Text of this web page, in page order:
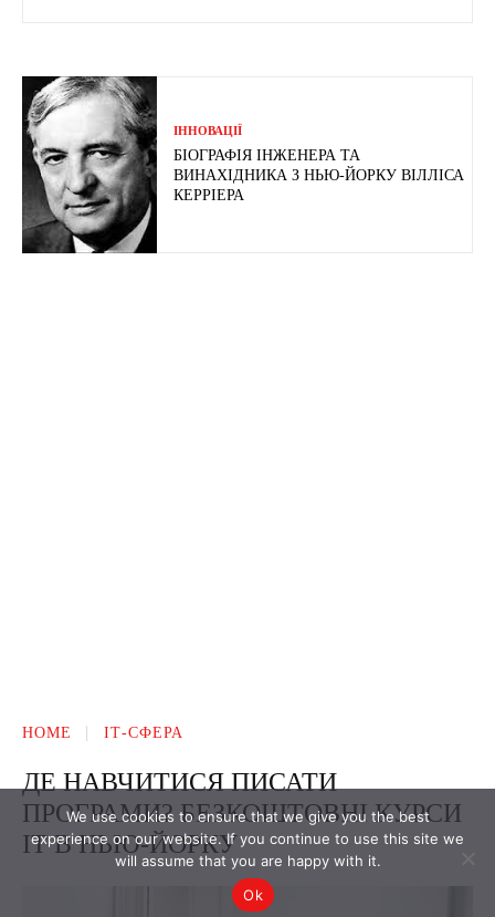
ІННОВАЦІЇ
БІОГРАФІЯ ІНЖЕНЕРА ТА
ВИНАХІДНИКА З НЬЮ-ЙОРКУ ВІЛЛІСА
КЕРРІЕРА
We use cookies to ensure that we give you the best
experience on our website. If you continue to use this site we
will assume that you are happy with it.
Ok